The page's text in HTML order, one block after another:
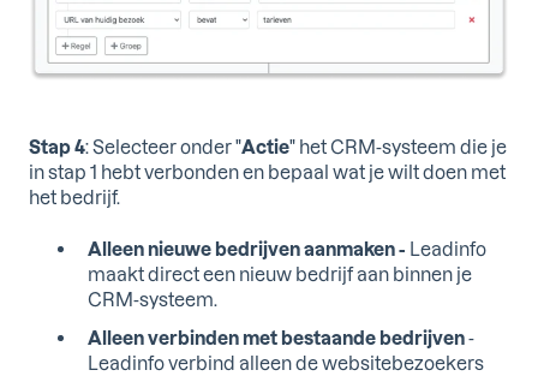
Stap 4: Selecteer onder "Actie" het CRM-systeem die je
in stap 1 hebt verbonden en bepaal wat je wilt doen met
het bedrijf.
Alleen nieuwe bedrijven aanmaken - Leadinfo
maakt direct een nieuw bedrijf aan binnen je
CRM-systeem.
Alleen verbinden met bestaande bedrijven-
Leadinfo verbind alleen de websitebezoekers